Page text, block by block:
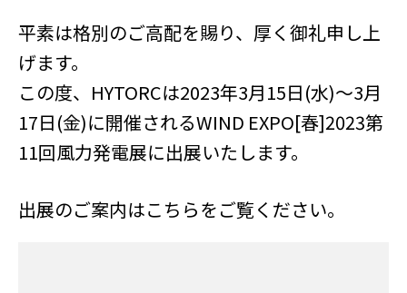
平素は格別のご高配を賜り、厚く御礼申し上
げます。
この度、HYTORCは2023年3月15日(水)～3月
17日(金)に開催されるWIND EXPO[春]2023第
11回風力発電展に出展いたします。
出展のご案内はこちらをご覧ください。